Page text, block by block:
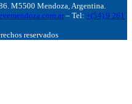
M5500 Mendoza, Argentina.
– Tel: +(54) 9 261
reservados